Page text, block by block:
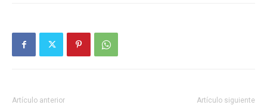
Artículo anterior Artículo siguiente